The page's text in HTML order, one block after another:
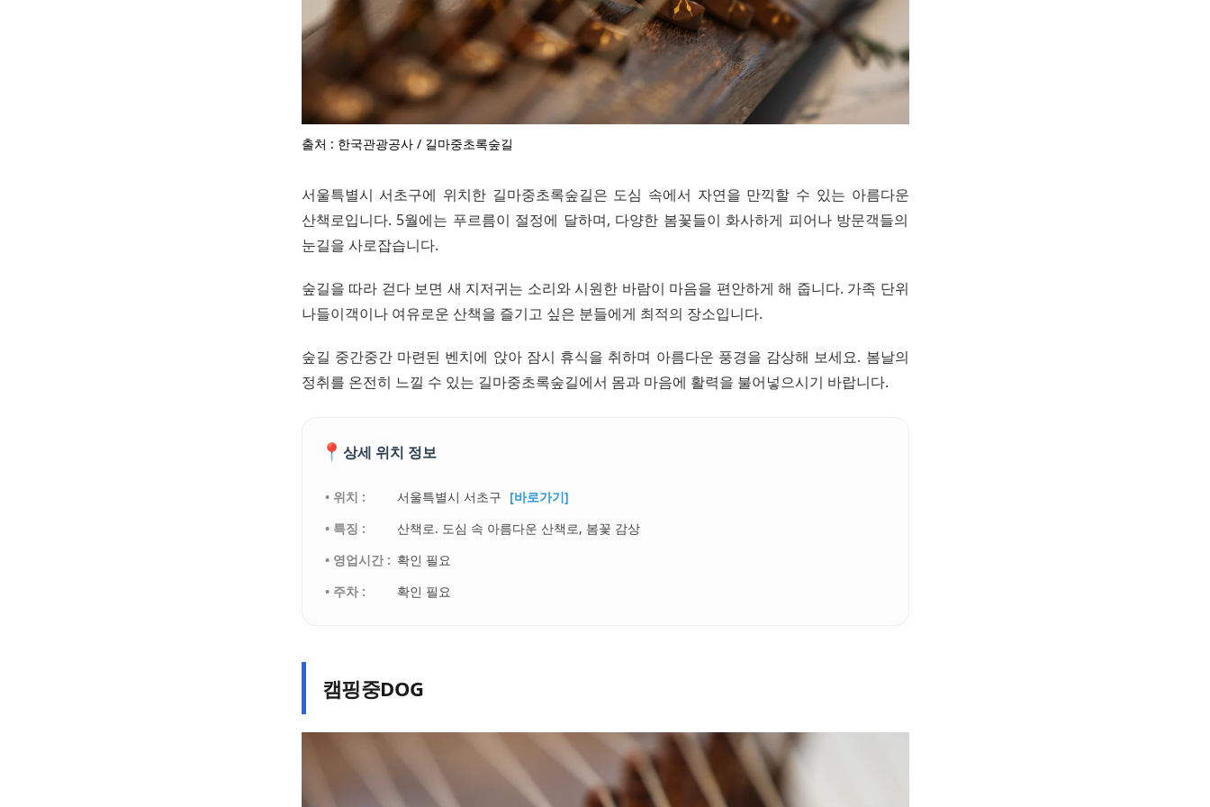
출처 : 한국관광공사 / 길마중초록숲길
서울특별시 서초구에 위치한 길마중초록숲길은 도심 속에서 자연을 만끽할 수 있는 아름다운
산책로입니다. 5월에는 푸르름이 절정에 달하며, 다양한 봄꽃들이 화사하게 피어나 방문객들의
눈길을 사로잡습니다.
숲길을 따라 걷다 보면 새 지저귀는 소리와 시원한 바람이 마음을 편안하게 해 줍니다. 가족 단위
나들이객이나 여유로운 산책을 즐기고 싶은 분들에게 최적의 장소입니다.
숲길 중간중간 마련된 벤치에 앉아 잠시 휴식을 취하며 아름다운 풍경을 감상해 보세요. 봄날의
정취를 온전히 느낄 수 있는 길마중초록숲길에서 몸과 마음에 활력을 불어넣으시기 바랍니다.
📍 상세 위치 정보
• 위치 : 서울특별시 서초구 [바로가기]
• 특징 :
산책로. 도심 속 아름다운 산책로, 봄꽃 감상
• 영업시간 : 확인 필요
• 주차 :
확인 필요
캠핑중DOG